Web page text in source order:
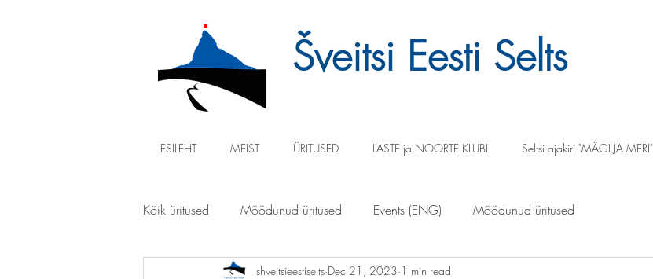
Šveitsi Eesti Selts
ESILEHT MEIST ÜRITUSED LASTE ja NOORTE KLUBI Seltsi ajakiri "MÄGI JA MERI"
Kõik üritused Möödunud üritused Events (ENG) Möödunud üritused
shveitsieestiselts Dec 21, 2023 1 min read